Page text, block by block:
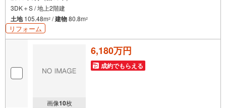
3DK＋S / 地上2階建
土地105.48m2 /建物80.8m2
リフォーム
画像10枚
6,180万円
成約でもらえる